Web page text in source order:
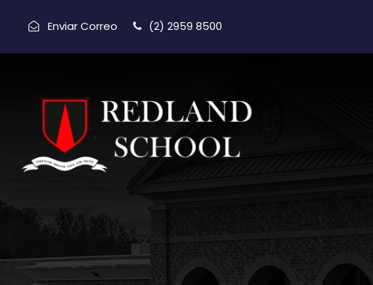
Enviar Correo (2) 2959 8500